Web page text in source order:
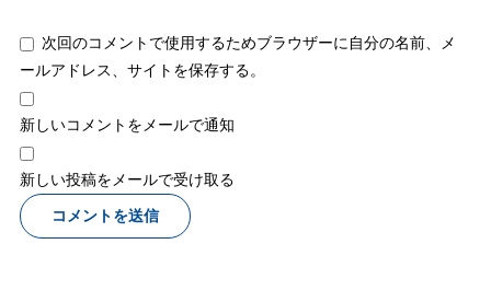
次回のコメントで使用するためブラウザーに自分の名前、メ
ールアドレス、サイトを保存する。
新しいコメントをメールで通知
新しい投稿をメールで受け取る